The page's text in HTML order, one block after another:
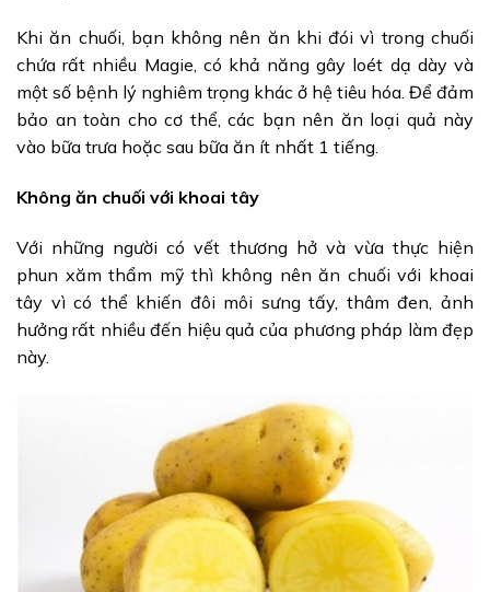
Khi ăn chuối, bạn không nên ăn khi đói vì trong chuối
chứa rất nhiều Magie, có khả năng gây loét dạ dày và
một số bệnh lý nghiêm trọng khác ở hệ tiêu hóa. Để đảm
bảo an toàn cho cơ thể, các bạn nên ăn loại quả này
vào bữa trưa hoặc sau bữa ăn ít nhất 1 tiếng.
Không ăn chuối với khoai tây
Với những người có vết thương hở và vừa thực hiện
phun xăm thẩm mỹ thì không nên ăn chuối với khoai
tây vì có thể khiến đôi môi sưng tấy, thâm đen, ảnh
hưởng rất nhiều đến hiệu quả của phương pháp làm đẹp
này.